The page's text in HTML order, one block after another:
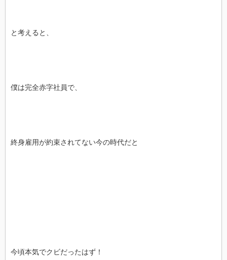
と考えると、
僕は完全赤字社員で、
終身雇用が約束されてない今の時代だと
今頃本気でクビだったはず！